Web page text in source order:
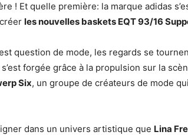
! Et quelle première: la marque adidas
les nouvelles baskets EQT 93/16
question de mode, les regards se
s’est forgée grâce à la propulsion sur la
Six, un groupe de créateurs de mode
dans un univers artistique que Lina